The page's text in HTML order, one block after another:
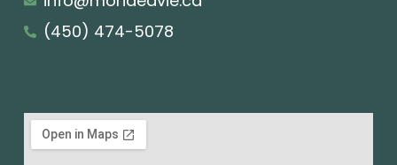
(450) 474-5078